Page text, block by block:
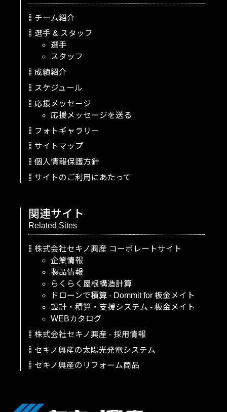
チーム紹介
選手 & スタッフ
選手
スタッフ
成績紹介
スケジュール
応援メッセージ
応援メッセージを送る
フォトギャラリー
サイトマップ
個人情報保護方針
サイトのご利用にあたって
関連サイト
Related Sites
株式会社セキノ興産 コーポレートサイト
企業情報
製品情報
らくらく屋根構造計算
ドローンで積算 - Dommit for 板金メイト
設計・積算・支援システム - 板金メイト
WEBカタログ
株式会社セキノ興産 - 採用情報
セキノ興産の太陽光発電システム
セキノ興産のリフォーム商品